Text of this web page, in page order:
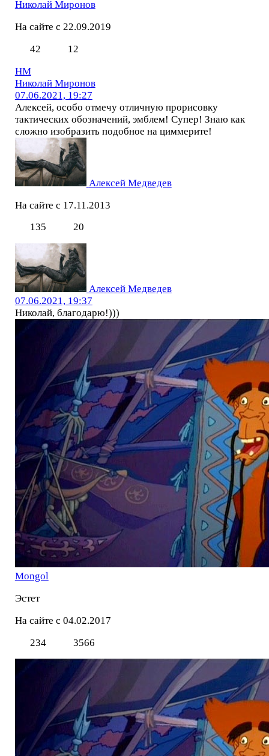
Николай Миронов
На сайте с 22.09.2019
42
12
НМ
Николай Миронов
07.06.2021, 19:27
Алексей, особо отмечу отличную прорисовку
тактических обозначений, эмблем! Супер! Знаю как
сложно изобразить подобное на циммерите!
Алексей Медведев
На сайте с 17.11.2013
135
20
Алексей Медведев
07.06.2021, 19:37
Николай, благодарю!)))
Mоngol
Эстет
На сайте с 04.02.2017
234
3566